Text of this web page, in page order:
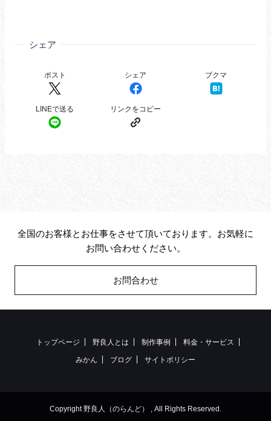
シェア
全国のお客様とお仕事をさせて頂いております。お気軽に
お問い合わせください。
お問合わせ
トップページ 野良人とは 制作事例 料金・サービス
みかん ブログ サイトポリシー
Copyright 野良人（のらんど） , All Rights Reserved.